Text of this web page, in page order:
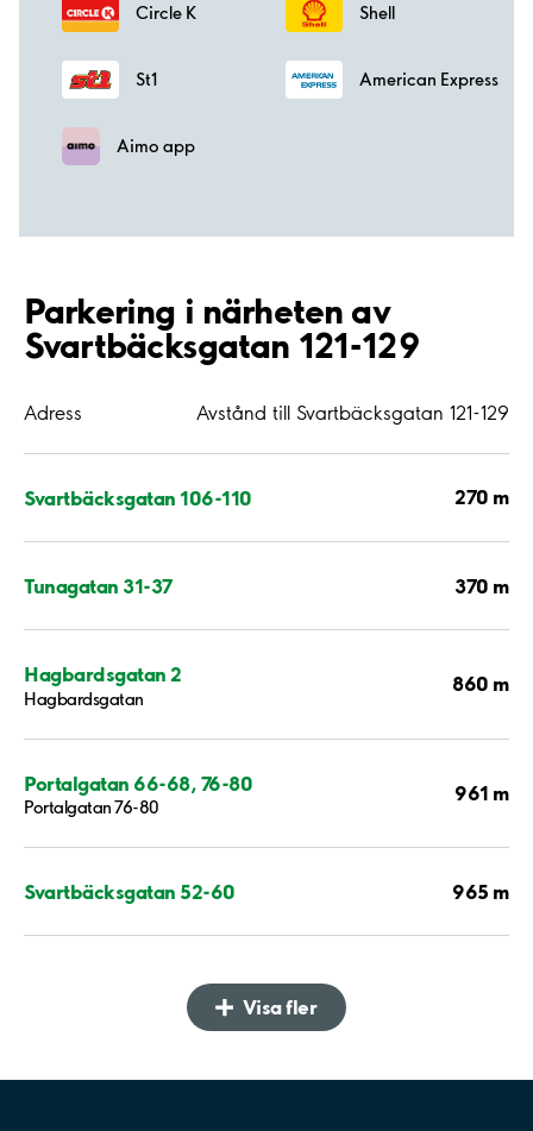
Circle K Shell
St1 American Express
Aimo app
Parkering i närheten av
Svartbäcksgatan 121-129
Adress Avstånd till Svartbäcksgatan 121-129
Svartbäcksgatan 106-110 270 m
Tunagatan 31-37 370 m
Hagbardsgatan 2
Hagbardsgatan
860 m
Portalgatan 66-68, 76-80
Portalgatan 76-80
961 m
Svartbäcksgatan 52-60 965 m
Visa fler